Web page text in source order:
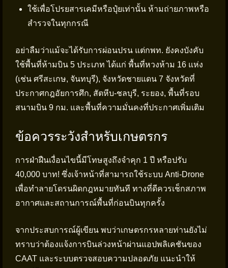
ใช้เพื่อโปรยสารเคมีหรือปุ๋ยเท่านั้น ห้ามถ่ายภาพหรือ
สำรวจในทุกกรณี
อย่าลืมว่าแม้จะได้รับการผ่อนปรน แต่กพท. ยังคงบังคับ
ใช้พื้นที่ห้ามบิน 5 ประเภท ได้แก่ พื้นที่หวงห้าม 16 แห่ง
(เช่น ศรีสะเกษ, จันทบุรี), จังหวัดชายแดน 7 จังหวัดที่
ประกาศกฎอัยการศึก, สัตหีบ-ชลบุรี, ระยอง, พื้นที่รอบ
สนามบิน 9 กม. และพื้นที่ความมั่นคงที่ประกาศเพิ่มเติม
ข้อควรระวังสำหรับเกษตรกร
การฝ่าฝืนเงื่อนไขนี้มีโทษสูงถึงจำคุก 1 ปี หรือปรับ
40,000 บาท! ซึ่งเจ้าหน้าที่สามารถใช้ระบบ Anti-Drone
เพื่อทำลายโดรนผิดกฎหมายทันที ทางที่ดีควรเช็กสภาพ
อากาศและสถานการณ์พื้นที่ก่อนบินทุกครั้ง
จากประสบการณ์ผู้เขียน พบว่าเกษตรกรหลายท่านยังไม่
ทราบว่าต้องแจ้งการบินล่วงหน้าผ่านแอปพลิเคชันของ
CAAT และระบบตรวจสอบความปลอดภัย แนะนำให้